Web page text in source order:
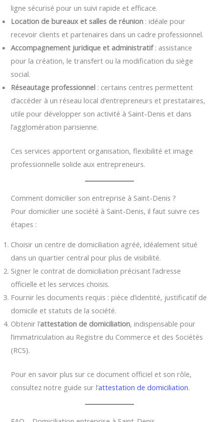
ligne sécurisé pour un suivi rapide et efficace.
Location de bureaux et salles de réunion : idéale pour
recevoir clients et partenaires dans un cadre professionnel.
Accompagnement juridique et administratif: assistance
pour la création, le transfert ou la modification du siège
social.
Réseautage professionnel : certains centres permettent
d’accéder à un réseau local d’entrepreneurs et prestataires,
utile pour développer son activité à Saint-Denis et dans
l’agglomération parisienne.
Ces services apportent organisation, flexibilité et image
professionnelle solide aux entrepreneurs.
Comment domicilier son entreprise à Saint-Denis ?
Pour domicilier une société à Saint-Denis, il faut suivre ces
étapes :
Choisir un centre de domiciliation agréé, idéalement situé
dans un quartier central pour plus de visibilité.
Signer le contrat de domiciliation précisant l’adresse
officielle et les services choisis.
Fournir les documents requis : pièce d’identité, justificatif de
domicile et statuts de la société.
Obtenir l’attestation de domiciliation, indispensable pour
l’immatriculation au Registre du Commerce et des Sociétés
(RCS).
Pour en savoir plus sur ce document officiel et son rôle,
consultez notre guide sur l’attestation de domiciliation.